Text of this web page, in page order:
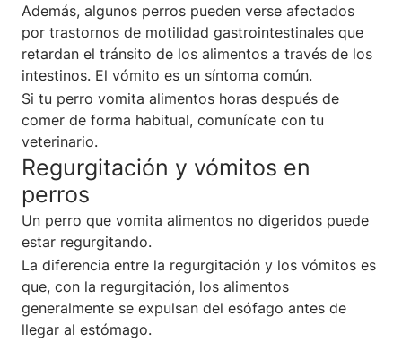
Además, algunos perros pueden verse afectados
por trastornos de motilidad gastrointestinales que
retardan el tránsito de los alimentos a través de los
intestinos. El vómito es un síntoma común.
Si tu perro vomita alimentos horas después de
comer de forma habitual, comunícate con tu
veterinario.
Regurgitación y vómitos en
perros
Un perro que vomita alimentos no digeridos puede
estar regurgitando.
La diferencia entre la regurgitación y los vómitos es
que, con la regurgitación, los alimentos
generalmente se expulsan del esófago antes de
llegar al estómago.